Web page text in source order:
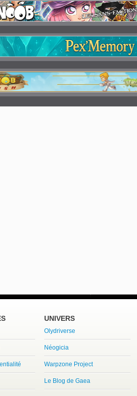
UNIVERS
Olydriverse
Néogicia
Warpzone Project
Le Blog de Gaea